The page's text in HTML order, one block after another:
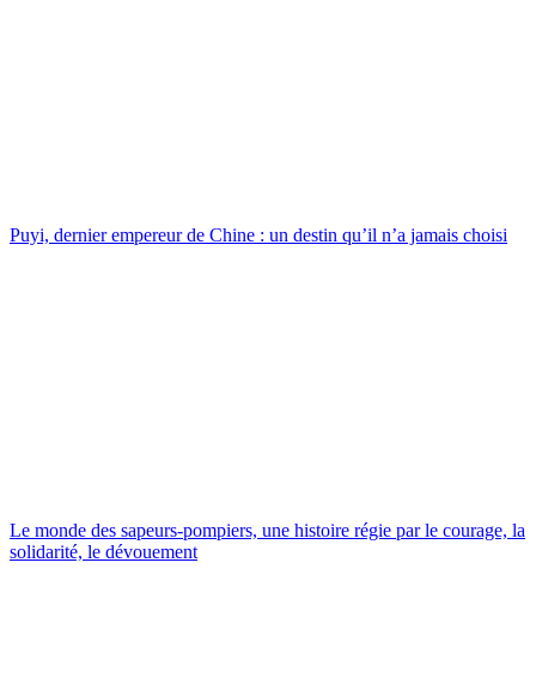
Puyi, dernier empereur de Chine : un destin qu’il n’a jamais choisi
Le monde des sapeurs-pompiers, une histoire régie par le courage, la
solidarité, le dévouement